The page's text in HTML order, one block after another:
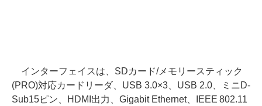
インターフェイスは、SDカード/メモリースティック
(PRO)対応カードリーダ、USB 3.0×3、USB 2.0、ミニD-
Sub15ピン、HDMI出力、Gigabit Ethernet、IEEE 802.11